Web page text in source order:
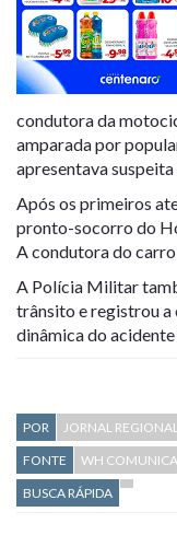
condutora da
amparada por
apresentava
Após os primeiros
pronto-socorro do
A condutora do
A Polícia Militar
trânsito e registrou a
dinâmica do
POR
JORNAL REGIONAL
FONTE
WH
BUSCA RÁPIDA